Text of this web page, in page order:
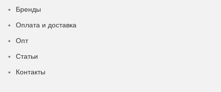
Бренды
Оплата и доставка
Опт
Статьи
Контакты